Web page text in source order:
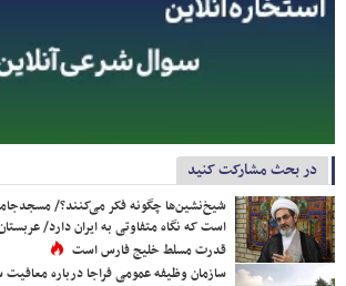
در بحث مشارکت کنید
شیخ‌نشین‌ها چگونه فکر می‌کنند؟/
است که نگاه متفاوتی به ایران دارد/
قدرت مسلط خلیج فارس است
سازمان وظیفه عمومی فراجا درباره معافیت